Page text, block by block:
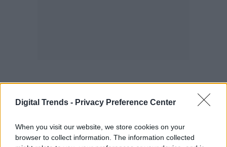
Digital Trends - Privacy Preference Center
When you visit our website, we store cookies on your
browser to collect information. The information collected
El viaje también implicará la primera prueba
tripulada de comunicaciones basadas en
láser Starlink en el espacio, un esfuerzo